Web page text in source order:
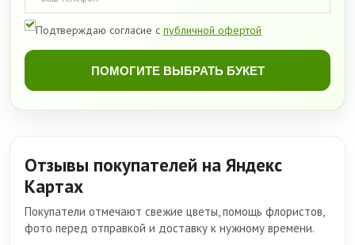
Подтверждаю согласие с публичной офертой
ПОМОГИТЕ ВЫБРАТЬ БУКЕТ
Отзывы покупателей на Яндекс
Картах
Покупатели отмечают свежие цветы, помощь флористов,
фото перед отправкой и доставку к нужному времени.